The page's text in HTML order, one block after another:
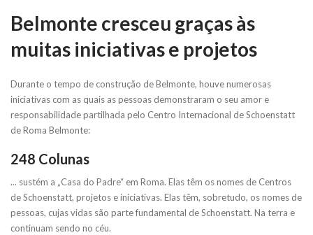
Belmonte cresceu graças às
muitas iniciativas e projetos
Durante o tempo de construção de Belmonte, houve numerosas
iniciativas com as quais as pessoas demonstraram o seu amor e
responsabilidade partilhada pelo Centro Internacional de Schoenstatt
de Roma Belmonte:
248 Colunas
... sustém a „Casa do Padre“ em Roma. Elas têm os nomes de Centros
de Schoenstatt, projetos e iniciativas. Elas têm, sobretudo, os nomes de
pessoas, cujas vidas são parte fundamental de Schoenstatt. Na terra e
continuam sendo no céu.